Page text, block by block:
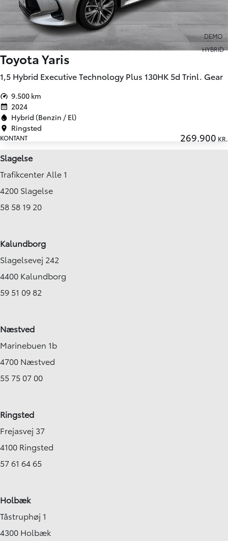
DEMO
HYBRID
Toyota Yaris
1,5 Hybrid Executive Technology Plus 130HK 5d Trinl. Gear
9.500 km
2024
Hybrid (Benzin / El)
Ringsted
KONTANT 269.900 KR.
Slagelse
Trafikcenter Alle 1
4200 Slagelse
58 58 19 20
Kalundborg
Slagelsevej 242
4400 Kalundborg
59 51 09 82
Næstved
Marinebuen 1b
4700 Næstved
55 75 07 00
Ringsted
Frejasvej 37
4100 Ringsted
57 61 64 65
Holbæk
Tåstruphøj 1
4300 Holbæk